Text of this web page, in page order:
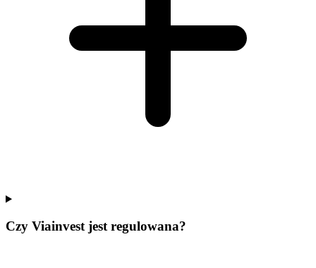
Czy Viainvest jest regulowana?